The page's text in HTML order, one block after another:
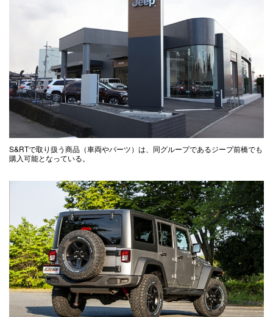
S&RTで取り扱う商品（車両やパーツ）は、同グループであるジープ前橋でも
購入可能となっている。